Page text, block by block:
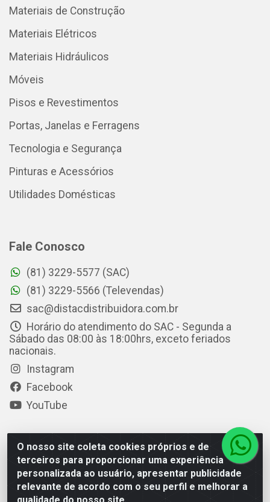
O nosso site coleta cookies próprios e de
terceiros para proporcionar uma experiência
personalizada ao usuário, apresentar publicidade
relevante de acordo com o seu perfil e melhorar a
Materiais de Construção
Materiais Elétricos
Materiais Hidráulicos
Móveis
Pisos e Revestimentos
Portas, Janelas e Ferragens
Tecnologia e Segurança
Pinturas e Acessórios
Utilidades Domésticas
Fale Conosco
(81) 3229-5577 (SAC)
(81) 3229-5566 (Televendas)
sac@distacdistribuidora.com.br
Horário do atendimento do SAC - Segunda a
Sábado das 08:00 às 18:00hrs, exceto feriados
nacionais.
Instagram
Facebook
YouTube
Distac Distribuidora - Av. Durval de Góes Monteiro, 7049 -
Jardim Petrópolis - Maceió/AL - CEP 57061-000 - CNPJ
08.072.649/0001-20